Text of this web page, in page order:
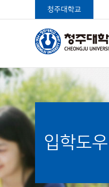
청주대학교
학생중심 글
청주대학
입학도우